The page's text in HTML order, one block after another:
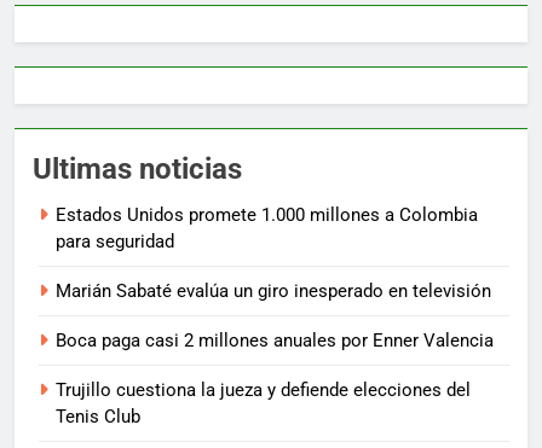
Ultimas noticias
Estados Unidos promete 1.000 millones a Colombia
para seguridad
Marián Sabaté evalúa un giro inesperado en televisión
Boca paga casi 2 millones anuales por Enner Valencia
Trujillo cuestiona la jueza y defiende elecciones del
Tenis Club